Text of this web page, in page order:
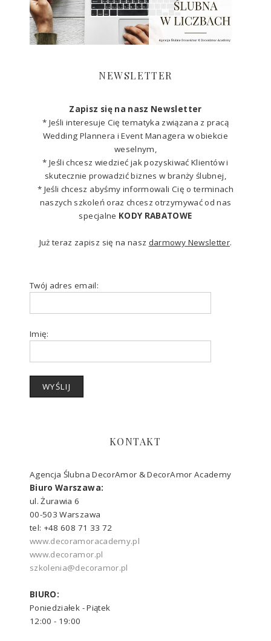
NEWSLETTER
Zapisz się na nasz Newsletter
* Jeśli interesuje Cię tematyka związana z pracą
Wedding Plannera i Event Managera w obiekcie
weselnym,
* Jeśli chcesz wiedzieć jak pozyskiwać Klientów i
skutecznie prowadzić biznes w branży ślubnej,
* Jeśli chcesz abyśmy informowali Cię o terminach
naszych szkoleń oraz chcesz otrzymywać od nas
specjalne KODY RABATOWE
Już teraz zapisz się na nasz darmowy Newsletter.
Twój adres email:
Imię:
KONTAKT
Agencja Ślubna DecorAmor & DecorAmor Academy
Biuro Warszawa:
ul. Żurawia 6
00-503 Warszawa
tel: +48 608 71 33 72
www.decoramoracademy.pl
www.decoramor.pl
szkolenia@decoramor.pl
BIURO:
Poniedziałek - Piątek
12:00 - 19:00